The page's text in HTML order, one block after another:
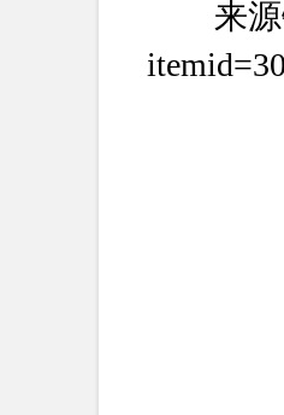
来源链